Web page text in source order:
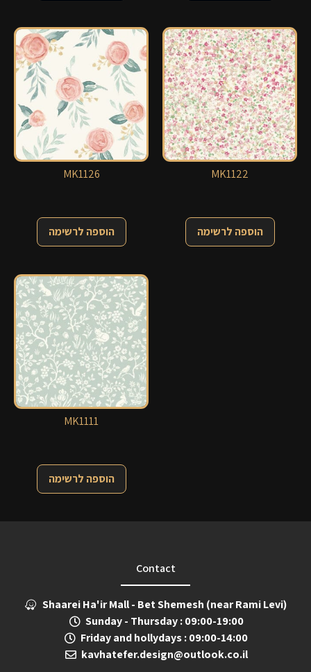
MK1126
הוספה לרשימה
MK1122
הוספה לרשימה
MK1111
הוספה לרשימה
Contact
Shaarei Ha'ir Mall - Bet Shemesh (near Rami Levi)
Sunday - Thursday : 09:00-19:00
Friday and hollydays : 09:00-14:00
kavhatefer.design@outlook.co.il